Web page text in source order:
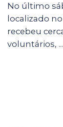
No último
localizado
recebeu
voluntários, ...